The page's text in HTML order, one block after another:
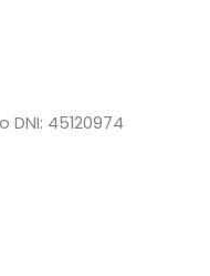
DNI: 45120974